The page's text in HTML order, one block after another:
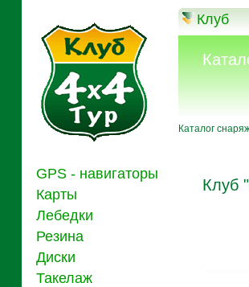
Клуб
Каталог
GPS - навигаторы
Карты
Лебедки
Резина
Диски
Такелаж
Клуб